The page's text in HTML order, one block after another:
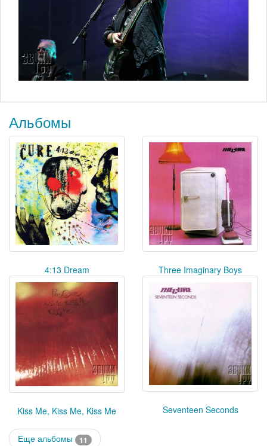
Альбомы
4:13 Dream Three Imaginary Boys
Kiss Me, Kiss Me, Kiss Me Seventeen Seconds
Еще альбомы 11